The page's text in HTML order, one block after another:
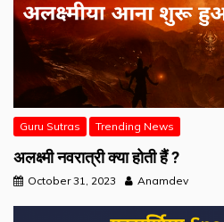
Guru Sutras Trending News
अलक्ष्मी नवरात्री क्या होती हैं ?
October 31, 2023 Anamdev